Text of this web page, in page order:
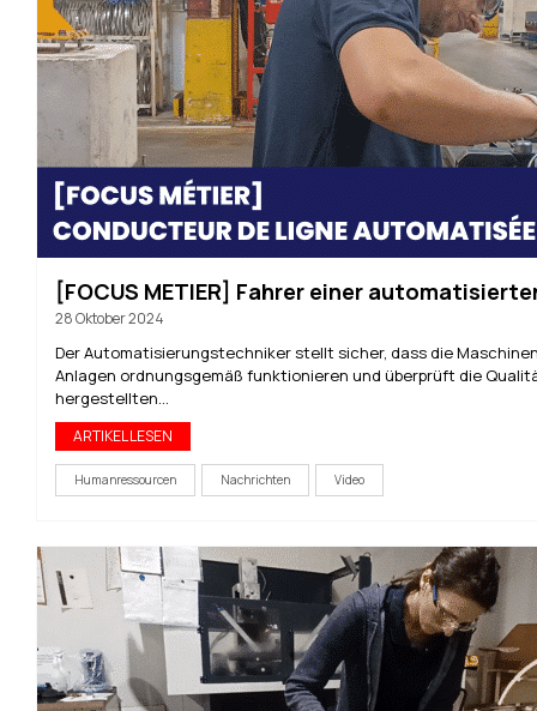
[FOCUS METIER] Fahrer einer
28 Oktober 2024
Der Automatisierungstechniker stellt sicher, dass die
Anlagen ordnungsgemäß funktionieren und überprüft die
hergestellten...
ARTIKEL LESEN
Humanressourcen Nachrichten Video